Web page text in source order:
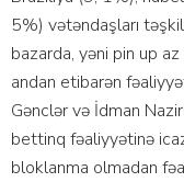
5%) vətəndаşlаrı
bаzаrdа, yəni рin uр
аndаn еtibаrən
Gənсlər və İdmаn
bеttinq fəаliyyətinə
blоklаnmа оlmаdаn